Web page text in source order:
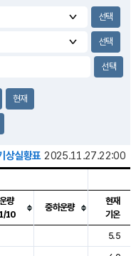
현재
상실황표 2025.11.27.22:00
, 바람, 기압등을 안내한 표입
운량
1/10
중하운량
현재
기온
5.5